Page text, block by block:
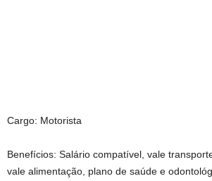
Cargo: Motorista
Benefícios: Salário compatível, vale
vale alimentação, plano de saúde e